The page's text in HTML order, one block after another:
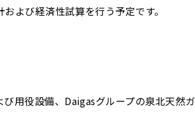
よび経済性試算を行う予定です。
用役設備、Daigasグループの泉北天然